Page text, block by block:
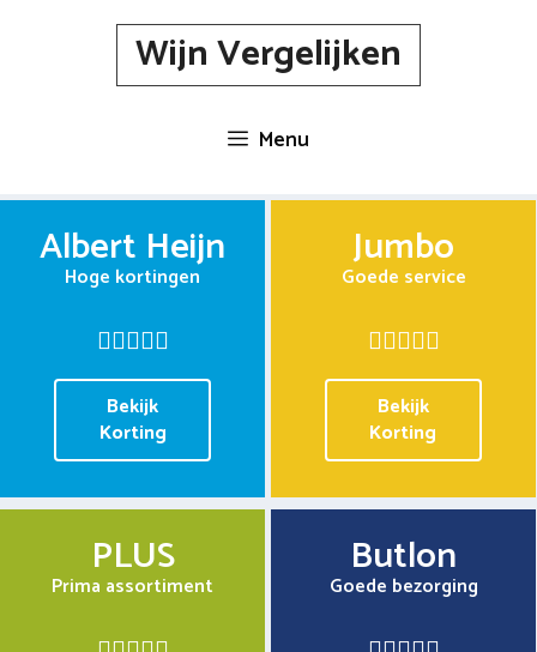
Wijn Vergelijken
Menu
Albert Heijn
Hoge kortingen
Bekijk
Korting
Jumbo
Goede service
Bekijk
Korting
PLUS
Prima assortiment
Butlon
Goede bezorging